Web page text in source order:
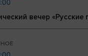
вечер